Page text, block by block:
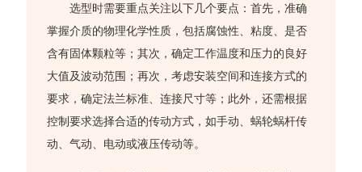
选型时需要重点关注以下几个要点：首先，准确
掌握介质的物理化学性质，包括腐蚀性、粘度、是否
含有固体颗粒等；其次，确定工作温度和压力的良好
大值及波动范围；再次，考虑安装空间和连接方式的
要求，确定法兰标准、连接尺寸等；此外，还需根据
控制要求选择合适的传动方式，如手动、蜗轮蜗杆传
动、气动、电动或液压传动等。